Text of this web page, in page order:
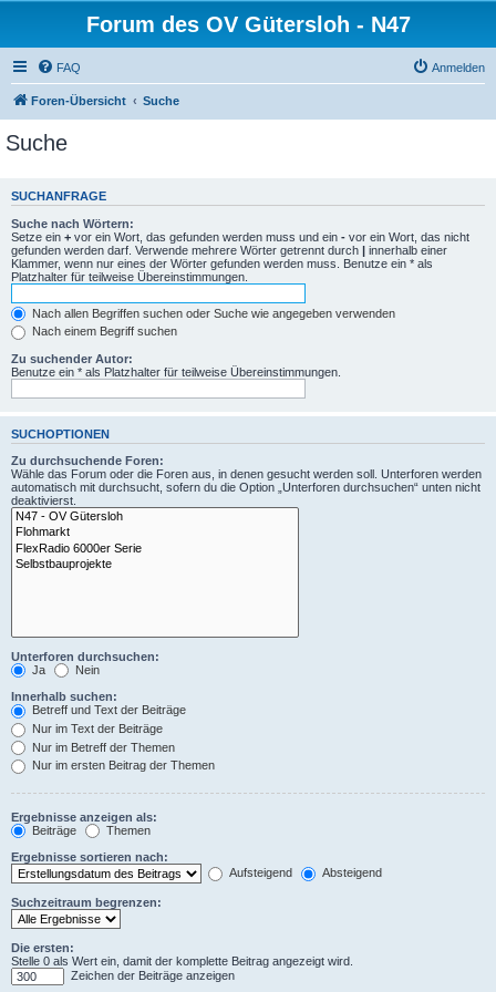
Forum des OV Gütersloh - N47
FAQ Anmelden
Foren-Übersicht Suche
Suche
SUCHANFRAGE
Suche nach Wörtern:
Setze ein + vor ein Wort, das gefunden werden muss und ein - vor ein Wort, das nicht
gefunden werden darf. Verwende mehrere Wörter getrennt durch | innerhalb einer
Klammer, wenn nur eines der Wörter gefunden werden muss. Benutze ein * als
Platzhalter für teilweise Übereinstimmungen.
Nach allen Begriffen suchen oder Suche wie angegeben verwenden
Nach einem Begriff suchen
Zu suchender Autor:
Benutze ein * als Platzhalter für teilweise Übereinstimmungen.
SUCHOPTIONEN
Zu durchsuchende Foren:
Wähle das Forum oder die Foren aus, in denen gesucht werden soll. Unterforen werden
automatisch mit durchsucht, sofern du die Option „Unterforen durchsuchen“ unten nicht
deaktivierst.
Unterforen durchsuchen:
Ja
Nein
Innerhalb suchen:
Betreff und Text der Beiträge
Nur im Text der Beiträge
Nur im Betreff der Themen
Nur im ersten Beitrag der Themen
Ergebnisse anzeigen als:
Beiträge
Themen
Ergebnisse sortieren nach:
Aufsteigend
Absteigend
Suchzeitraum begrenzen:
Die ersten:
Stelle 0 als Wert ein, damit der komplette Beitrag angezeigt wird.
Zeichen der Beiträge anzeigen